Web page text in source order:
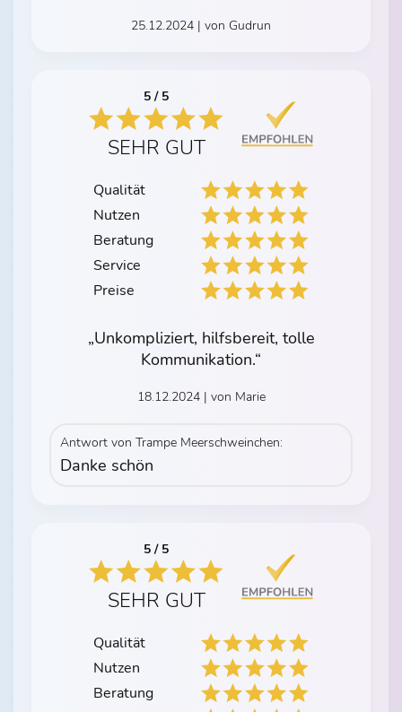
25.12.2024 | von Gudrun
5 / 5
SEHR GUT
Qualität
Nutzen
Beratung
Service
Preise
„Unkompliziert, hilfsbereit, tolle
Kommunikation.“
18.12.2024 | von Marie
Antwort von Trampe Meerschweinchen:
Danke schön
5 / 5
SEHR GUT
Qualität
Nutzen
Beratung